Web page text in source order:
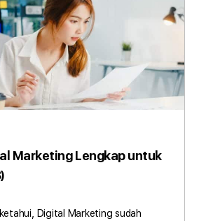
Marketing Lengkap untuk
Digital Marketing sudah